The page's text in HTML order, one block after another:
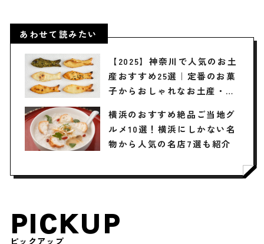
あわせて読みたい
【2025】神奈川で人気のお土
産おすすめ25選｜定番のお菓
子からおしゃれなお土産・ば
横浜のおすすめ絶品ご当地グ
ルメ10選！横浜にしかない名
物から人気の名店7選も紹介
PICKUP